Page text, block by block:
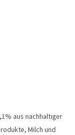
aus nachhaltiger
Milch und